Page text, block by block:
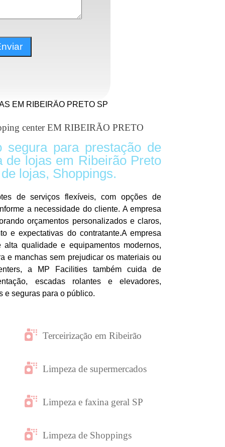
EM RIBEIRÃO PRETO SP
center EM RIBEIRÃO PRETO
para prestação de
de lojas em Ribeirão Preto
lojas, Shoppings.
de serviços flexíveis, com opções de
a necessidade do cliente. A empresa
orçamentos personalizados e claros,
e expectativas do contratante.A empresa
qualidade e equipamentos modernos,
e manchas sem prejudicar os materiais ou
a MP Facilities também cuida de
escadas rolantes e elevadores,
e seguras para o público.
Terceirização em Ribeirão
Limpeza de supermercados
Limpeza e faxina geral SP
Limpeza de Shoppings